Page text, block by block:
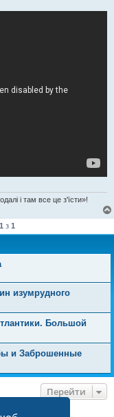
і там все це з'їсти»!
1 з 1
изумрудного
Большой
и Заброшенные
Перейти